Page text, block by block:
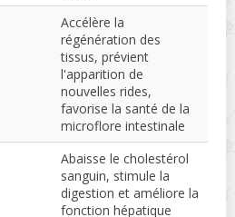
Accélère la
régénération des
tissus, prévient
l'apparition de
nouvelles rides,
favorise la santé de la
microflore intestinale
Abaisse le cholestérol
sanguin, stimule la
digestion et améliore la
fonction hépatique